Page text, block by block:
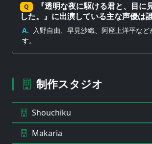
Q
『透明な夜に駆ける君と、目に
した。』に出演している主な声優は
A. 入野自由、早見沙織、阿座上洋平など
す。
制作スタジオ
Shouchiku
Makaria